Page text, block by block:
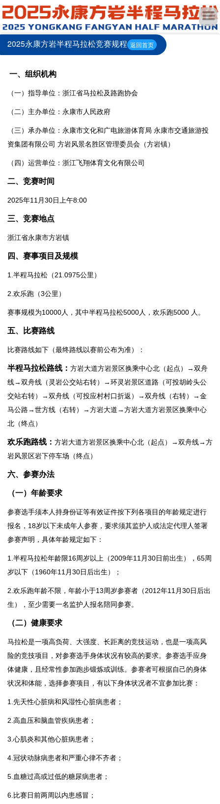
2025永康方岩半程马拉松竞赛规程 返回首页
一、组织机构
（一）指导单位：浙江省马拉松及路跑协会
（二）主办单位：永康市人民政府
（三）承办单位：永康市文化和广电旅游体育局 永康市交通旅游投
资集团有限公司 方岩风景名胜区管理委员会（方岩镇）
（四）运营单位：浙江飞翔体育文化有限公司
二、竞赛时间
2025年11月30日上午8:00
三、竞赛地点
浙江省永康市方岩镇
四、赛事项目及规模
1.半程马拉松（21.0975公里）
2.欢乐跑（3公里）
赛事规模为10000人，其中半程马拉松5000人，欢乐跑5000 人。
五、比赛路线
比赛路线如下（最终路线以赛前公布为准）：
半程马拉松路线： 方岩大道方岩景区换乘中心北（起点）→双舟
线→双舟线（灵岩公交站右转）→环灵岩景区道路（可投胡岭头公
交站右转）→双舟线（可投应村村口折返）→双舟线（右转）→金
马公路→世方线（右转）→方岩大道→方岩大道方岩景区换乘中心
北（终点）
欢乐跑路线 ： 方岩大道方岩景区换乘中心北（起点）→双舟线→方
岩风景区岩下停车场（终点）
六、 参赛办法
（一）年龄要求
参赛选手须本人持身份证等有效证件按下列各项目的年龄规定进行
报名，18岁以下未成年人参赛，要求须其监护人或法定代理人签署
参赛声明，具体年龄规定如下：
1.半程马拉松年龄限16周岁以上（2009年11月30日前出生），65周
岁以下（1960年11月30日后出生）；
2.欢乐跑年龄不限，年龄小于13周岁参赛者（2012年11月30日后出
生），至少需要一名监护人报名陪同参赛。
（二）健康要求
马拉松是一项高负荷、大强度、长距离的竞技运动，也是一项高风
险的竞技项目，对参赛选手身体状况有较高的要求。参赛选手应身
体健康，且经常性参加跑步锻炼或训练。参赛者可根据自己的身体
状况和体能，选择参赛项目，有以下身体状况者不宜参加比赛：
1.先天性心脏病和风湿性心脏病患者；
2.高血压和脑血管疾病患者；
3.心肌炎和其他心脏病患者；
4.冠状动脉病患者和严重心律不齐者；
5.血糖过高或过低的糖尿病患者；
6.比赛日前两周以内患感冒；